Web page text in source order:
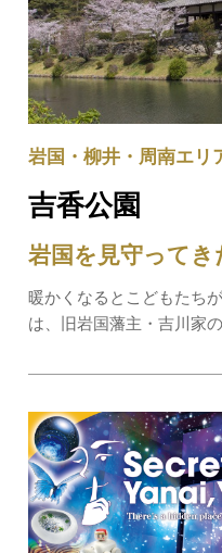
吉香公園
岩国を見守ってき
暖かくなるとこどもたち
は、旧岩国藩主・吉川家
なりました。大きくアー
岩国・柳井・周南エリ